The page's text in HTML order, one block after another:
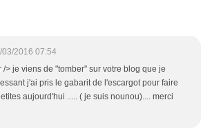
03/2016 07:54
/> je viens de "tomber" sur votre blog que je
j'ai pris le gabarit de l'escargot pour faire
aujourd'hui ..... ( je suis nounou).... merci